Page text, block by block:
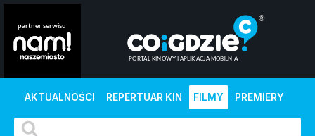
AKTUALNOŚCI REPERTUAR KIN FILMY PREMIERY